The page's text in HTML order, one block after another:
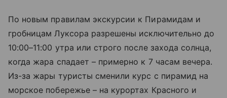
По новым правилам экскурсии к Пирамидам и
гробницам Луксора разрешены исключительно до
10:00–11:00 утра или строго после захода солнца,
когда жара спадает – примерно к 7 часам вечера.
Из-за жары туристы сменили курс с пирамид на
морское побережье – на курортах Красного и